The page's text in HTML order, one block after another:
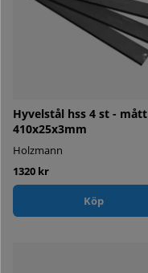
Hyvelstål hss 4 st - mått
410x25x3mm
Holzmann
1320 kr
Köp